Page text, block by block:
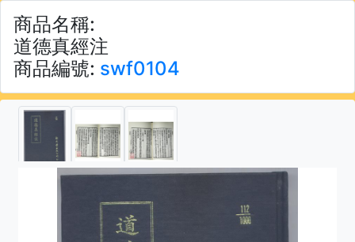
商品名稱:
道德真經注
商品編號: swf0104